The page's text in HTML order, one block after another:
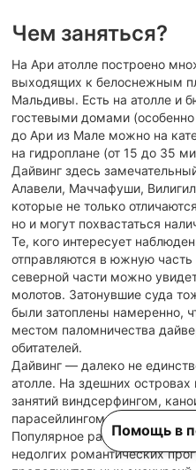
Чем заняться?
На Ари атолле построено
выходящих к белоснежным
Мальдивы. Есть на атолле и
гостевыми домами
до Ари из Мале можно на
на гидроплане (от 15 до 35
Дайвинг здесь
Алавели, Маччафуши,
которые не только
но и могут похвастаться
Те, кого интересует
отправляются в южную
северной части можно
молотов. Затонувшие суда
были затоплены намеренно,
местом паломничества
обитателей.
Дайвинг — далеко не
атолле. На здешних
занятий виндсерфингом,
парасейлингом и катанием
Популярное развлечение на
недолгих романтических
Помощь в